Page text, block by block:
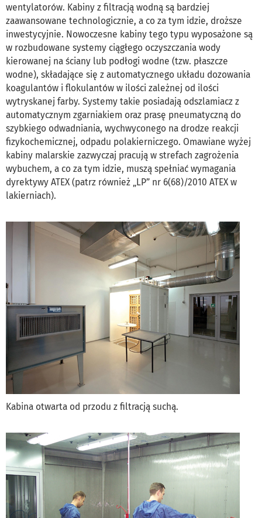
wentylatorów. Kabiny z filtracją wodną są bardziej
zaawansowane technologicznie, a co za tym idzie, droższe
inwestycyjnie. Nowoczesne kabiny tego typu wyposażone są
w rozbudowane systemy ciągłego oczyszczania wody
kierowanej na ściany lub podłogi wodne (tzw. płaszcze
wodne), składające się z automatycznego układu dozowania
koagulantów i flokulantów w ilości zależnej od ilości
wytryskanej farby. Systemy takie posiadają odszlamiacz z
automatycznym zgarniakiem oraz prasę pneumatyczną do
szybkiego odwadniania, wychwyconego na drodze reakcji
fizykochemicznej, odpadu polakierniczego. Omawiane wyżej
kabiny malarskie zazwyczaj pracują w strefach zagrożenia
wybuchem, a co za tym idzie, muszą spełniać wymagania
dyrektywy ATEX (patrz również „LP” nr 6(68)/2010 ATEX w
lakierniach).
Kabina otwarta od przodu z filtracją suchą.